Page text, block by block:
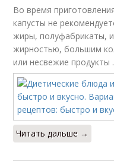
Во время
капусты не
жиры, полуфабрикаты,
жирностью, большим
или несвежие продукты .
Читать дальше →